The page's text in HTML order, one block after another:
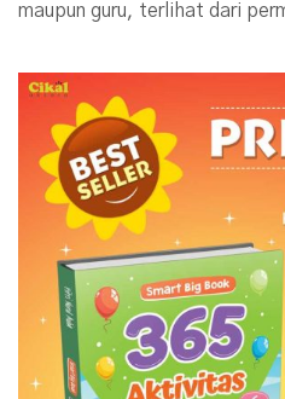
maupun guru, terlihat dari